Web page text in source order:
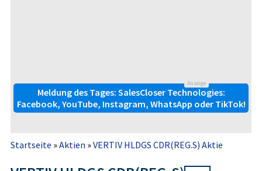
Anzeige
Meldung des Tages: SalesCloser Technologies:
Facebook, YouTube, Instagram, WhatsApp oder TikTok!
Startseite »Aktien »VERTIV HLDGS CDR(REG.S) Aktie